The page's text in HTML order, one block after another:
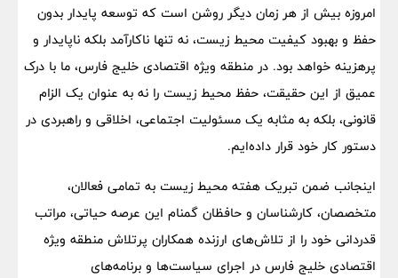
امروزه بیش از هر زمان دیگر روشن است که توسعه پایدار بدون
حفظ و بهبود کیفیت محیط زیست، نه تنها ناکارآمد بلکه ناپایدار و
پرهزینه خواهد بود. در منطقه ویژه اقتصادی خلیج فارس، ما با درک
عمیق از این حقیقت، حفظ محیط زیست را نه به عنوان یک الزام
قانونی، بلکه به مثابه یک مسئولیت اجتماعی، اخلاقی و راهبردی در
دستور کار خود قرار داده‌ایم.
اینجانب ضمن تبریک هفته محیط زیست به تمامی فعالان،
متخصصان، کارشناسان و حافظان گمنام این عرصه حیاتی، مراتب
قدردانی خود را از تلاش‌های ارزنده همکاران پرتلاش منطقه ویژه
اقتصادی خلیج فارس در اجرای سیاست‌ها و برنامه‌های